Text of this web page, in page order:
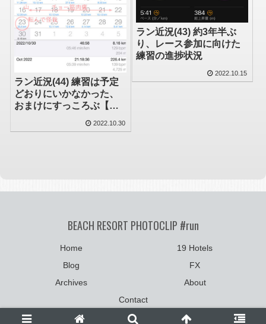
ラン近況(44) 練習は予定
どおりにいかなかった、
おまけにすっころぶ【転
2022.10.30
ラン近況(43) 約3年半ぶ
り、レース参加に向けた
練習の進捗状況
2022.10.15
BEACH RESORT PHOTOCLIP #run
Home
19 Hotels
Blog
FX
Archives
About
Contact
©2004-2025 photoclip.net :: All Rights Reserved.